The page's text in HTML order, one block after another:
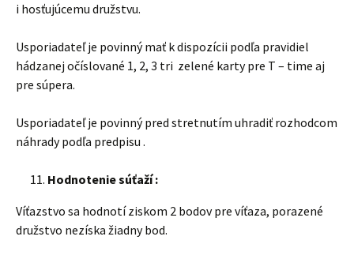
i hosťujúcemu družstvu.
Usporiadateľ je povinný mať k dispozícii podľa pravidiel
hádzanej očíslované 1, 2, 3 tri zelené karty pre T – time aj
pre súpera.
Usporiadateľ je povinný pred stretnutím uhradiť rozhodcom
náhrady podľa predpisu .
Hodnotenie súťaží :
Víťazstvo sa hodnotí ziskom 2 bodov pre víťaza, porazené
družstvo nezíska žiadny bod.